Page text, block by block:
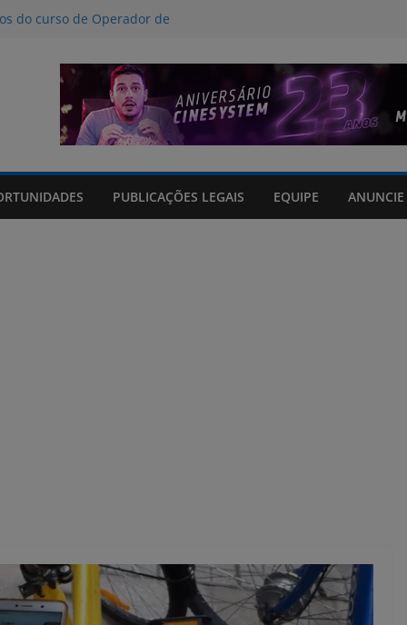
do curso de Operador de
poucas chances de cura para o
climático, portaria suspende
FURG até sexta (7) pela manhã
PUBLICAÇÕES LEGAIS EQUIPE ANUNCIE